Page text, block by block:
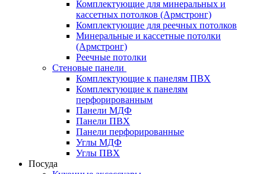
Комплектующие для минеральных и
кассетных потолков (Армстронг)
Комплектующие для реечных потолков
Минеральные и кассетные потолки
(Армстронг)
Реечные потолки
Стеновые панели
Комплектующие к панелям ПВХ
Комплектующие к панелям
перфорированным
Панели МДФ
Панели ПВХ
Панели перфорированные
Углы МДФ
Углы ПВХ
Посуда